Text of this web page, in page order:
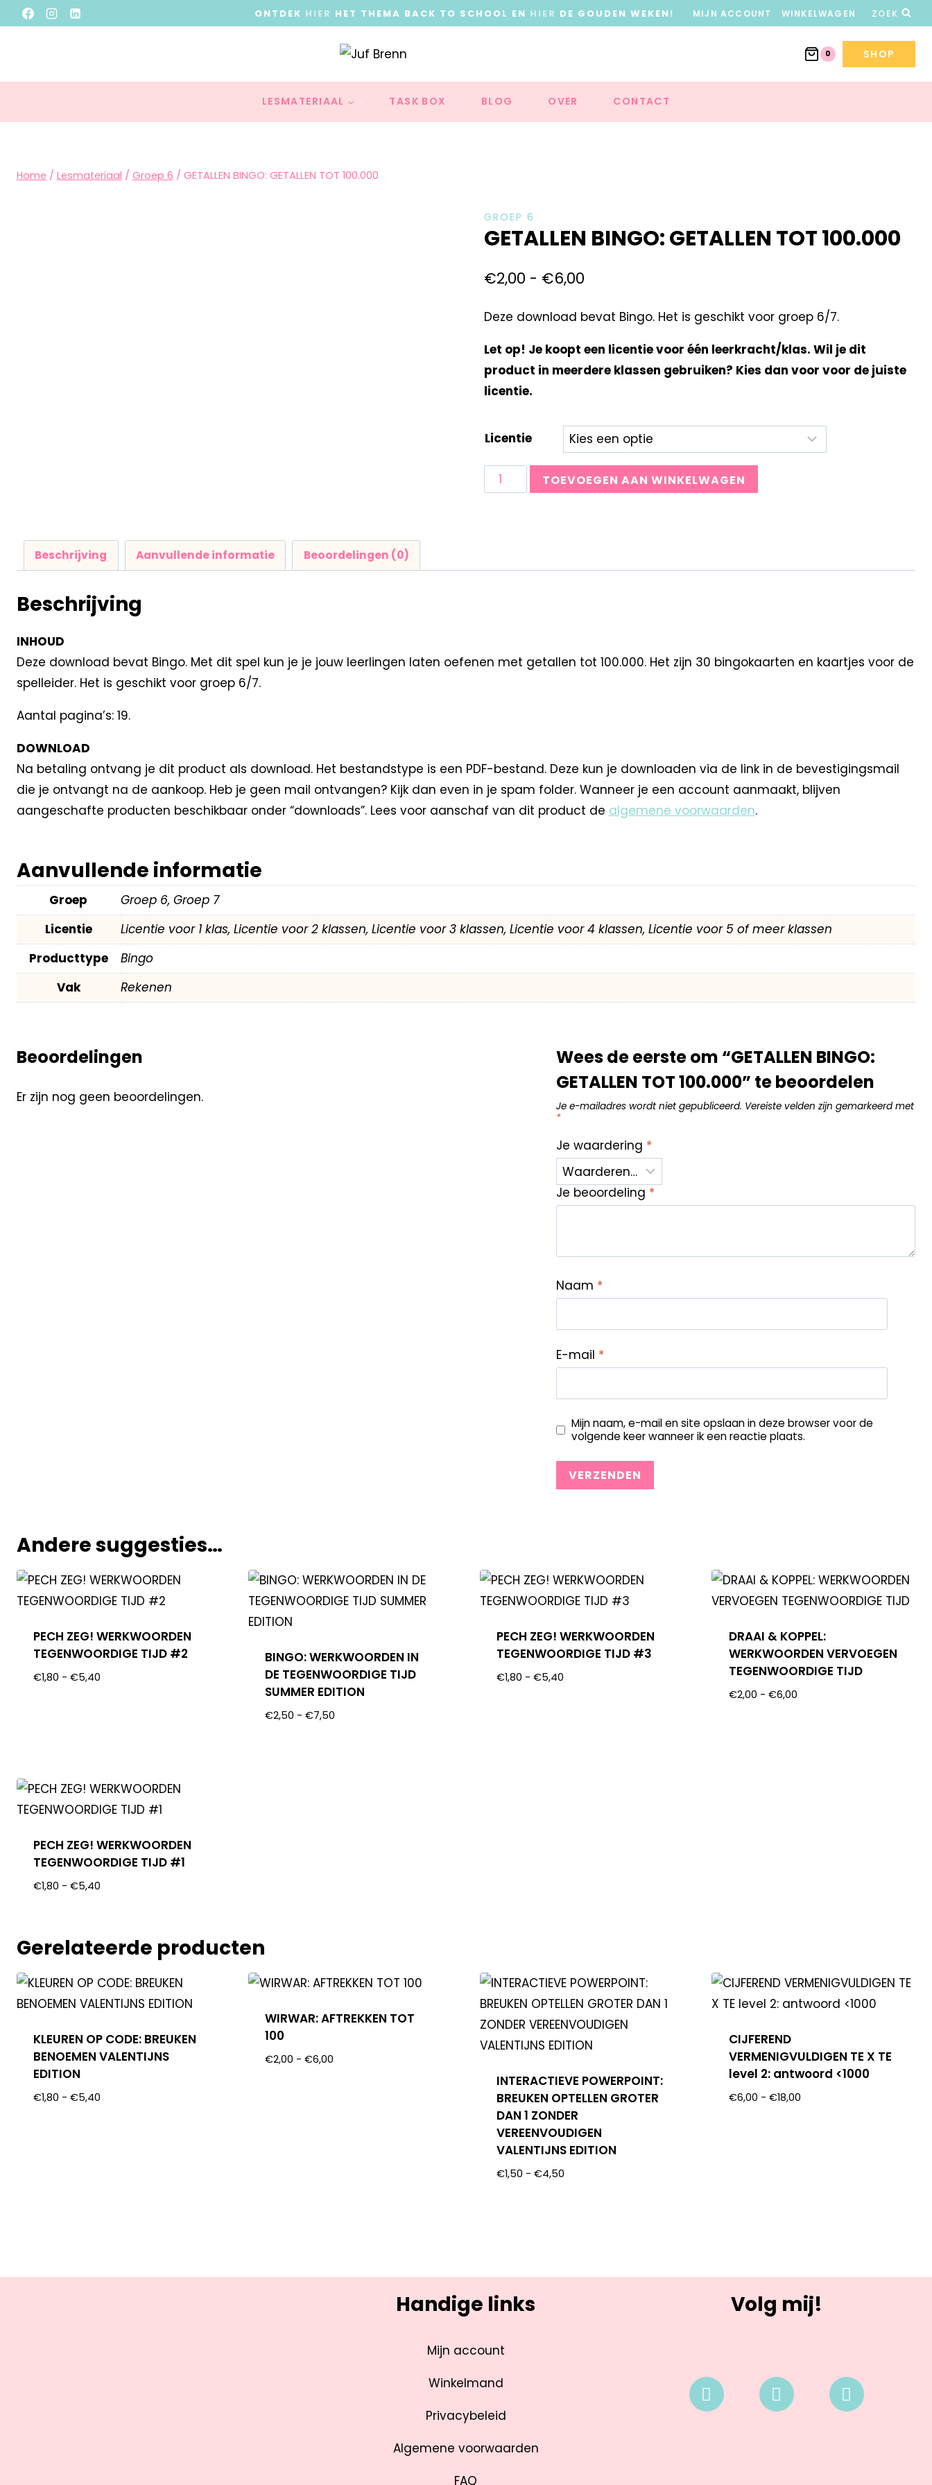
ONTDEK HIER HET THEMA BACK TO SCHOOL EN HIER DE GOUDEN WEKEN! MIJN ACCOUNT WINKELWAGEN ZOEK
0 SHOP
LESMATERIAAL TASK BOX BLOG OVER CONTACT
Home / Lesmateriaal / Groep 6 / GETALLEN BINGO: GETALLEN TOT 100.000
GROEP 6
GETALLEN BINGO: GETALLEN TOT 100.000
€2,00 - €6,00
Deze download bevat Bingo. Het is geschikt voor groep 6/7.
Let op! Je koopt een licentie voor één leerkracht/klas. Wil je dit
product in meerdere klassen gebruiken? Kies dan voor voor de juiste
licentie.
Licentie
TOEVOEGEN AAN WINKELWAGEN
Beschrijving Aanvullende informatie Beoordelingen (0)
Beschrijving
INHOUD
Deze download bevat Bingo. Met dit spel kun je je jouw leerlingen laten oefenen met getallen tot 100.000. Het zijn 30 bingokaarten en kaartjes voor de
spelleider. Het is geschikt voor groep 6/7.
Aantal pagina’s: 19.
DOWNLOAD
Na betaling ontvang je dit product als download. Het bestandstype is een PDF-bestand. Deze kun je downloaden via de link in de bevestigingsmail
die je ontvangt na de aankoop. Heb je geen mail ontvangen? Kijk dan even in je spam folder. Wanneer je een account aanmaakt, blijven
aangeschafte producten beschikbaar onder “downloads”. Lees voor aanschaf van dit product de algemene voorwaarden.
Aanvullende informatie
Groep
Groep 6, Groep 7
Licentie
Licentie voor 1 klas, Licentie voor 2 klassen, Licentie voor 3 klassen, Licentie voor 4 klassen, Licentie voor 5 of meer klassen
Producttype
Bingo
Vak
Rekenen
Beoordelingen
Er zijn nog geen beoordelingen.
Wees de eerste om “GETALLEN BINGO:
GETALLEN TOT 100.000” te beoordelen
Je e-mailadres wordt niet gepubliceerd. Vereiste velden zijn gemarkeerd met
*
Je waardering *
Je beoordeling *
Naam *
E-mail *
Mijn naam, e-mail en site opslaan in deze browser voor de
volgende keer wanneer ik een reactie plaats.
Andere suggesties…
PECH ZEG! WERKWOORDEN
TEGENWOORDIGE TIJD #2
€1,80 - €5,40
BINGO: WERKWOORDEN IN
DE TEGENWOORDIGE TIJD
SUMMER EDITION
€2,50 - €7,50
PECH ZEG! WERKWOORDEN
TEGENWOORDIGE TIJD #3
€1,80 - €5,40
DRAAI & KOPPEL:
WERKWOORDEN VERVOEGEN
TEGENWOORDIGE TIJD
€2,00 - €6,00
PECH ZEG! WERKWOORDEN
TEGENWOORDIGE TIJD #1
€1,80 - €5,40
Gerelateerde producten
KLEUREN OP CODE: BREUKEN
BENOEMEN VALENTIJNS
EDITION
€1,80 - €5,40
WIRWAR: AFTREKKEN TOT
100
€2,00 - €6,00
INTERACTIEVE POWERPOINT:
BREUKEN OPTELLEN GROTER
DAN 1 ZONDER
VEREENVOUDIGEN
VALENTIJNS EDITION
€1,50 - €4,50
CIJFEREND
VERMENIGVULDIGEN TE X TE
level 2: antwoord <1000
€6,00 - €18,00
Handige links
Mijn account
Winkelmand
Privacybeleid
Algemene voorwaarden
FAQ
Volg mij!